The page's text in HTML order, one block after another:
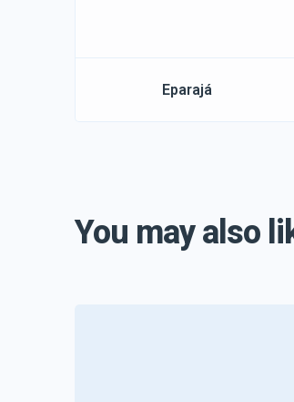
Eparajá
You may also